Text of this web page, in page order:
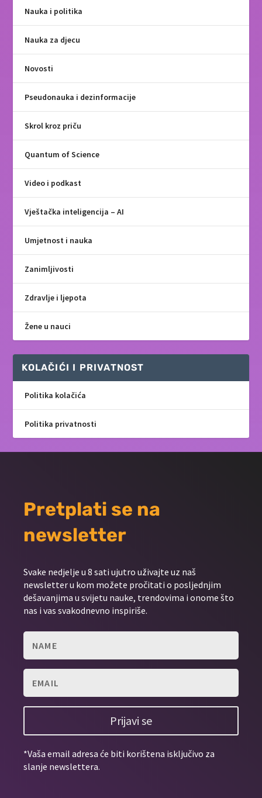
Nauka i politika
Nauka za djecu
Novosti
Pseudonauka i dezinformacije
Skrol kroz priču
Quantum of Science
Video i podkast
Vještačka inteligencija – AI
Umjetnost i nauka
Zanimljivosti
Zdravlje i ljepota
Žene u nauci
KOLAČIĆI I PRIVATNOST
Politika kolačića
Politika privatnosti
Pretplati se na
newsletter
Svake nedjelje u 8 sati ujutro uživajte uz naš
newsletter u kom možete pročitati o posljednjim
dešavanjima u svijetu nauke, trendovima i onome što
nas i vas svakodnevno inspiriše.
Prijavi se
*Vaša email adresa će biti korištena isključivo za
slanje newslettera.